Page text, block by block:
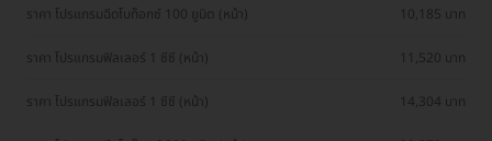
ราคา โปรแกรมฉีดโบท็อกซ์ 100 ยูนิต (หน้า) 10,185 บาท
ราคา โปรแกรมฟิลเลอร์ 1 ซีซี (หน้า) 11,520 บาท
ราคา โปรแกรมฟิลเลอร์ 1 ซีซี (หน้า) 14,304 บาท